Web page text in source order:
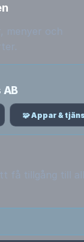
AB
🧩 Appar &